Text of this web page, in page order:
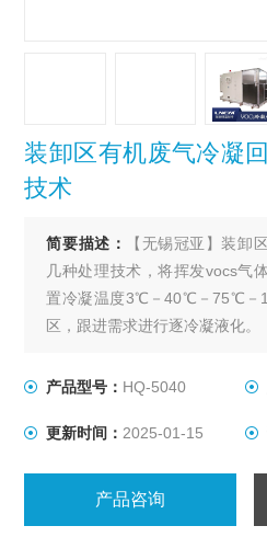
装卸区有机废气冷凝
技术
简要描述：
【无锡冠亚】装卸
几种处理技术，将挥发vocs气
置冷凝温度3℃－40℃－75℃－
区，跟进需求进行逐冷凝液化。
产品型号： HQ-5040
更新时间： 2025-01-15
产品咨询